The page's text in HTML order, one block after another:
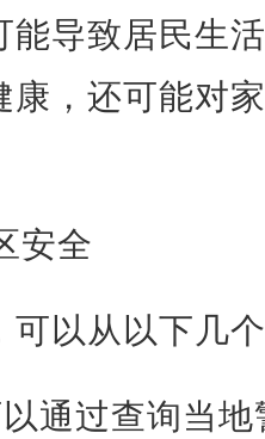
能导致居民生
康，还可能对
安全
可以从以下几
通过查询当